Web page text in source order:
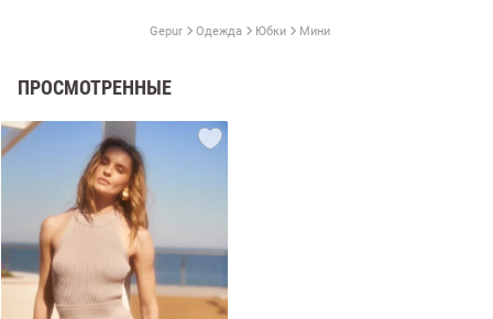
Gepur Одежда Юбки Мини
ПРОСМОТРЕННЫЕ